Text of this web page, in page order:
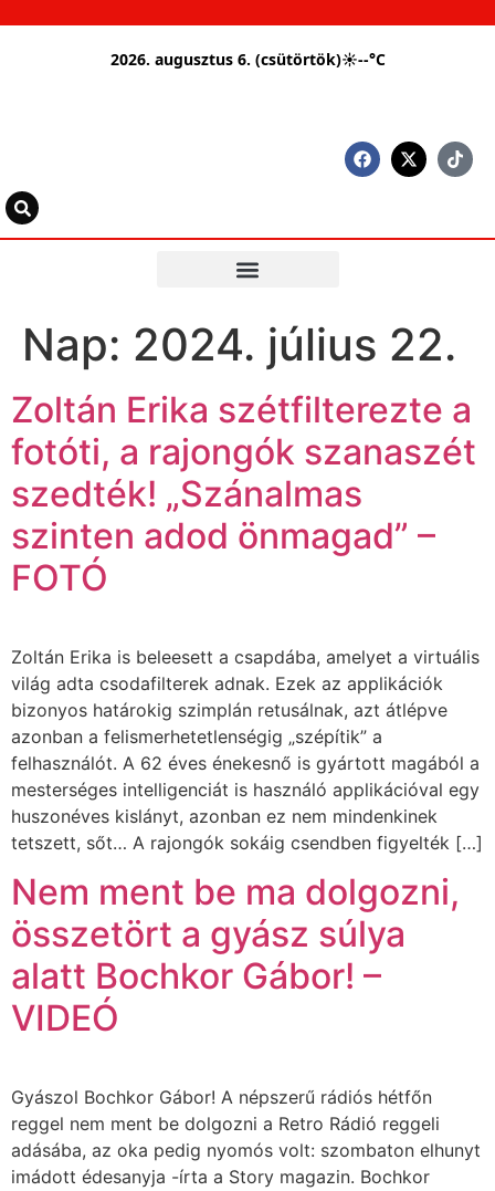
2026. augusztus 6. (csütörtök)☀--°C
Nap: 2024. július 22.
Zoltán Erika szétfilterezte a
fotóti, a rajongók szanaszét
szedték! „Szánalmas
szinten adod önmagad” –
FOTÓ
Zoltán Erika is beleesett a csapdába, amelyet a virtuális
világ adta csodafilterek adnak. Ezek az applikációk
bizonyos határokig szimplán retusálnak, azt átlépve
azonban a felismerhetetlenségig „szépítik” a
felhasználót. A 62 éves énekesnő is gyártott magából a
mesterséges intelligenciát is használó applikációval egy
huszonéves kislányt, azonban ez nem mindenkinek
tetszett, sőt… A rajongók sokáig csendben figyelték […]
Nem ment be ma dolgozni,
összetört a gyász súlya
alatt Bochkor Gábor! –
VIDEÓ
Gyászol Bochkor Gábor! A népszerű rádiós hétfőn
reggel nem ment be dolgozni a Retro Rádió reggeli
adásába, az oka pedig nyomós volt: szombaton elhunyt
imádott édesanyja -írta a Story magazin. Bochkor